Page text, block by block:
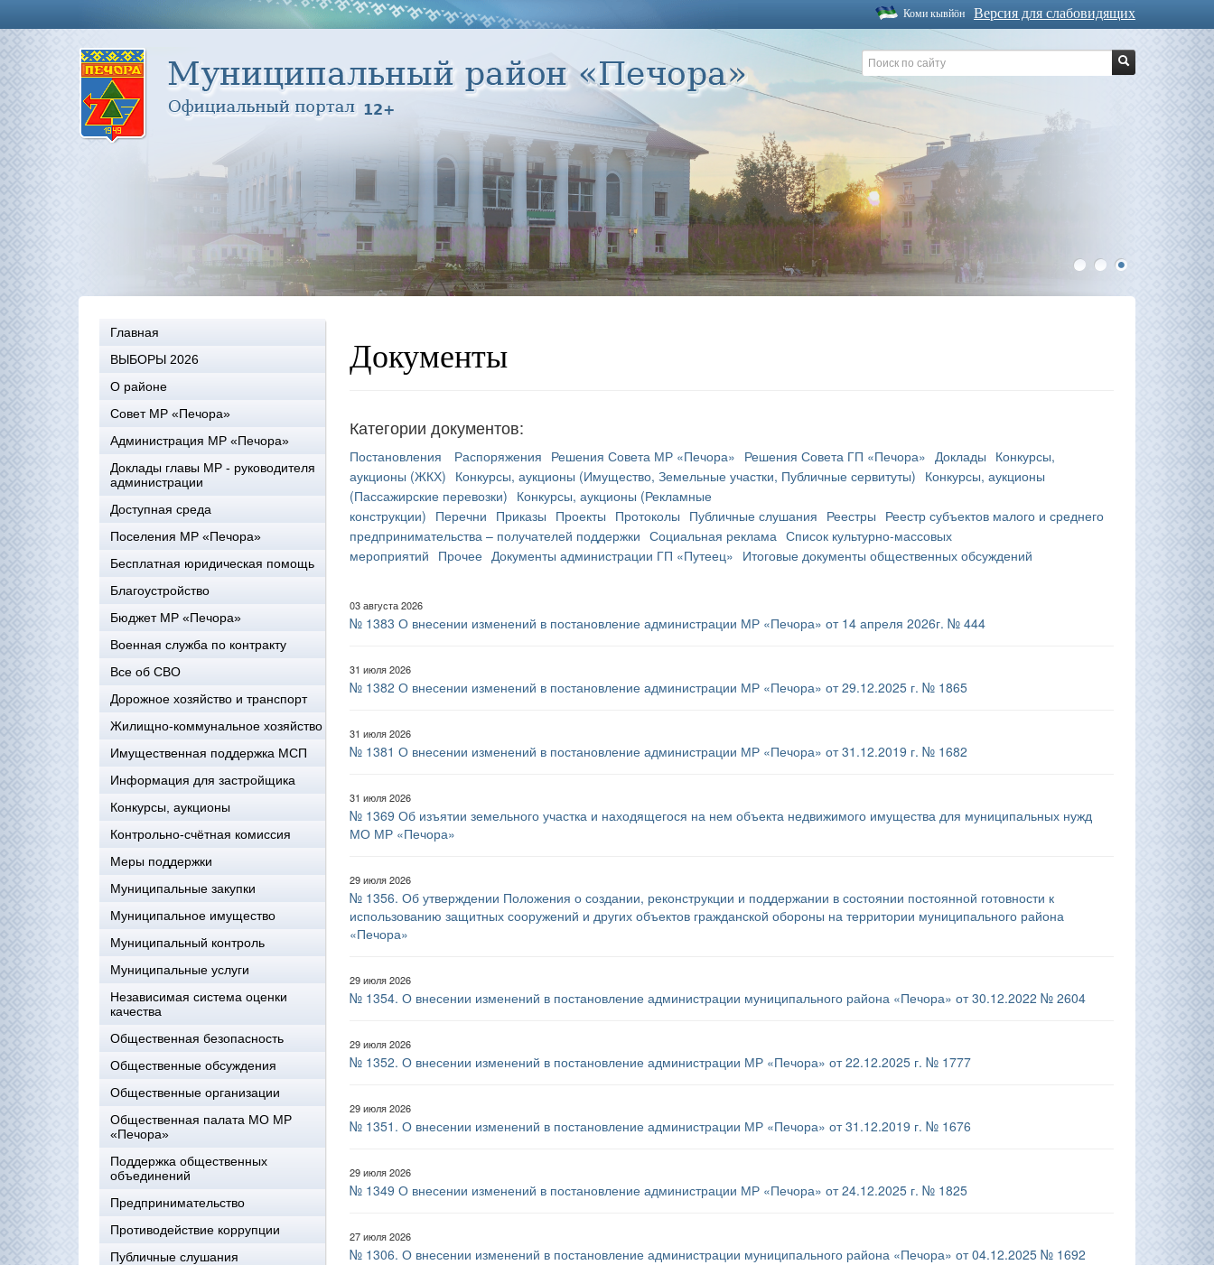
Версия для слабовидящих
Коми кывйöн
1 2 3
Главная
ВЫБОРЫ 2026
О районе
Совет МР «Печора»
Администрация МР «Печора»
Доклады главы МР - руководителя
администрации
Доступная среда
Поселения МР «Печора»
Бесплатная юридическая помощь
Благоустройство
Бюджет МР «Печора»
Военная служба по контракту
Все об СВО
Дорожное хозяйство и транспорт
Жилищно-коммунальное хозяйство
Имущественная поддержка МСП
Информация для застройщика
Конкурсы, аукционы
Контрольно-счётная комиссия
Меры поддержки
Муниципальные закупки
Муниципальное имущество
Муниципальный контроль
Муниципальные услуги
Независимая система оценки
качества
Общественная безопасность
Общественные обсуждения
Общественные организации
Общественная палата МО МР
«Печора»
Поддержка общественных
объединений
Предпринимательство
Противодействие коррупции
Публичные слушания
Документы
Категории документов:
Постановления Распоряжения Решения Совета МР «Печора» Решения Совета ГП «Печора» Доклады Конкурсы,
аукционы (ЖКХ) Конкурсы, аукционы (Имущество, Земельные участки, Публичные сервитуты) Конкурсы, аукционы
(Пассажирские перевозки) Конкурсы, аукционы (Рекламные
конструкции) Перечни Приказы Проекты Протоколы Публичные слушания Реестры Реестр субъектов малого и среднего
предпринимательства – получателей поддержки Социальная реклама Список культурно-массовых
мероприятий Прочее Документы администрации ГП «Путеец» Итоговые документы общественных обсуждений
03 августа 2026
№ 1383 О внесении изменений в постановление администрации МР «Печора» от 14 апреля 2026г. № 444
31 июля 2026
№ 1382 О внесении изменений в постановление администрации МР «Печора» от 29.12.2025 г. № 1865
31 июля 2026
№ 1381 О внесении изменений в постановление администрации МР «Печора» от 31.12.2019 г. № 1682
31 июля 2026
№ 1369 Об изъятии земельного участка и находящегося на нем объекта недвижимого имущества для муниципальных нужд
МО МР «Печора»
29 июля 2026
№ 1356. Об утверждении Положения о создании, реконструкции и поддержании в состоянии постоянной готовности к
использованию защитных сооружений и других объектов гражданской обороны на территории муниципального района
«Печора»
29 июля 2026
№ 1354. О внесении изменений в постановление администрации муниципального района «Печора» от 30.12.2022 № 2604
29 июля 2026
№ 1352. О внесении изменений в постановление администрации МР «Печора» от 22.12.2025 г. № 1777
29 июля 2026
№ 1351. О внесении изменений в постановление администрации МР «Печора» от 31.12.2019 г. № 1676
29 июля 2026
№ 1349 О внесении изменений в постановление администрации МР «Печора» от 24.12.2025 г. № 1825
27 июля 2026
№ 1306. О внесении изменений в постановление администрации муниципального района «Печора» от 04.12.2025 № 1692